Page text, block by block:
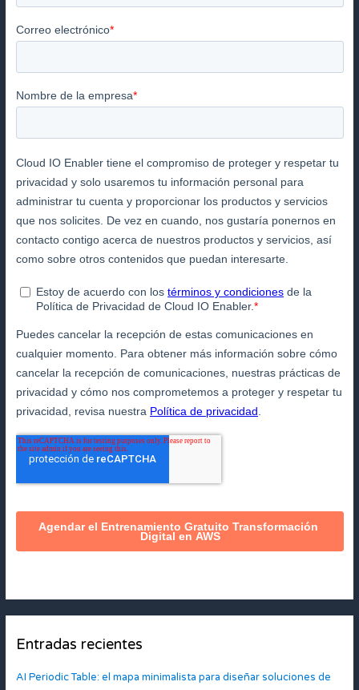
Entradas recientes
AI Periodic Table: el mapa minimalista para diseñar soluciones de